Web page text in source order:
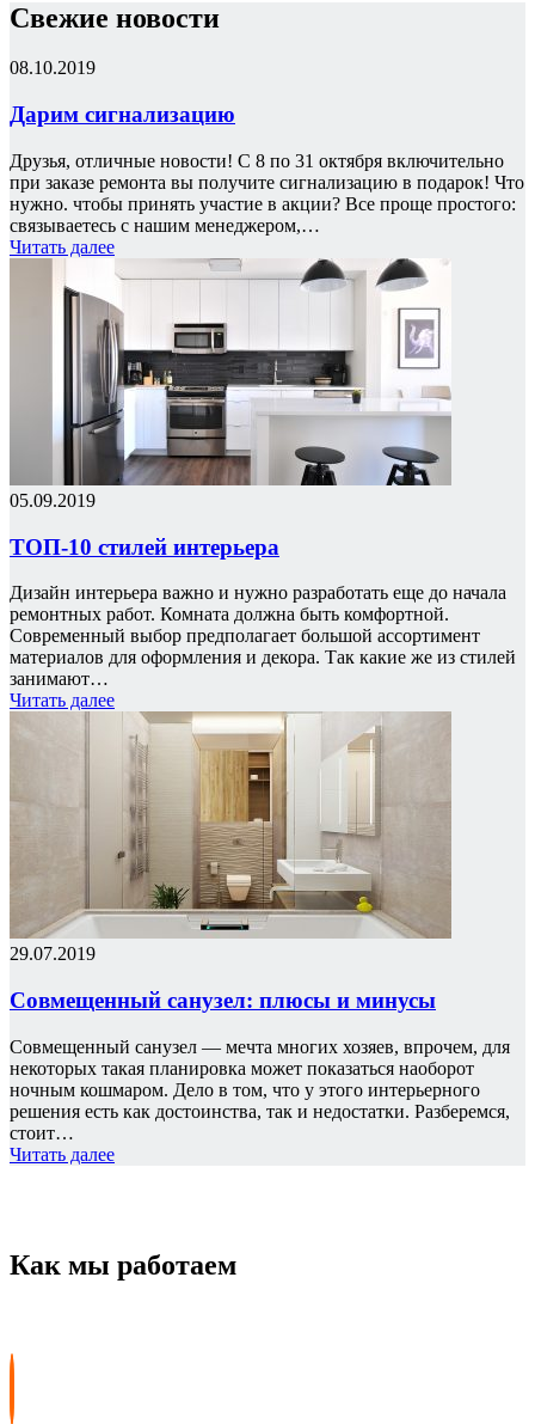
Свежие новости
08.10.2019
Дарим сигнализацию
Друзья, отличные новости! С 8 по 31 октября включительно
при заказе ремонта вы получите сигнализацию в подарок! Что
нужно. чтобы принять участие в акции? Все проще простого:
связываетесь с нашим менеджером,…
Читать далее
05.09.2019
ТОП-10 стилей интерьера
Дизайн интерьера важно и нужно разработать еще до начала
ремонтных работ. Комната должна быть комфортной.
Современный выбор предполагает большой ассортимент
материалов для оформления и декора. Так какие же из стилей
занимают…
Читать далее
29.07.2019
Совмещенный санузел: плюсы и минусы
Совмещенный санузел — мечта многих хозяев, впрочем, для
некоторых такая планировка может показаться наоборот
ночным кошмаром. Дело в том, что у этого интерьерного
решения есть как достоинства, так и недостатки. Разберемся,
стоит…
Читать далее
Как мы работаем